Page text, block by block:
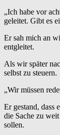
„Ich habe vor
geleitet. Gibt es
Er sah mich an
entgleitet.
Als wir später
selbst zu steuern.
„Wir müssen
Er gestand, dass
die Sache zu
sollen.